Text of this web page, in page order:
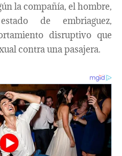
la compañía, el hombre,
de embriaguez,
disruptivo que
contra una pasajera.